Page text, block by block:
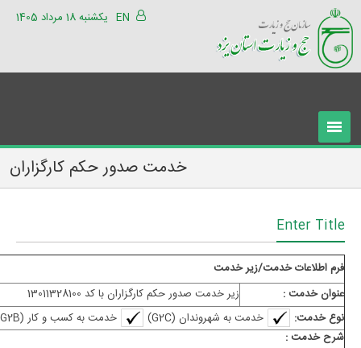
یکشنبه 18 مرداد 1405 EN
خدمت صدور حکم کارگزاران
Enter Title
فرم اطلاعات خدمت/زیر خدمت
عنوان خدمت :
زیر خدمت صدور حکم کارگزاران با کد 13011328100
نوع خدمت:
خدمت به شهروندان (G2C)
خدمت به کسب و کار (G2B)
شرح خدمت :